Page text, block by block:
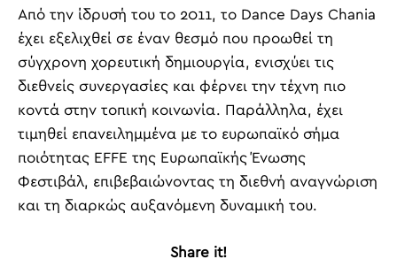
Από την ίδρυσή του το 2011, το Dance Days Chania
έχει εξελιχθεί σε έναν θεσμό που προωθεί τη
σύγχρονη χορευτική δημιουργία, ενισχύει τις
διεθνείς συνεργασίες και φέρνει την τέχνη πιο
κοντά στην τοπική κοινωνία. Παράλληλα, έχει
τιμηθεί επανειλημμένα με το ευρωπαϊκό σήμα
ποιότητας EFFE της Ευρωπαϊκής Ένωσης
Φεστιβάλ, επιβεβαιώνοντας τη διεθνή αναγνώριση
και τη διαρκώς αυξανόμενη δυναμική του.
Share it!